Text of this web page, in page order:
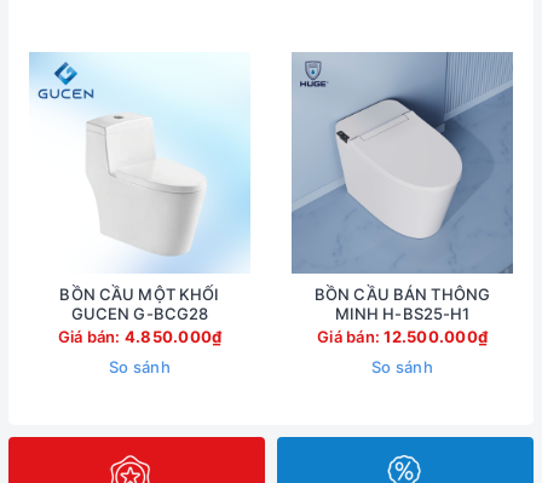
BỒN CẦU MỘT KHỐI
GUCEN G-BCG28
Giá bán: 4.850.000₫
So sánh
BỒN CẦU BÁN THÔNG
MINH H-BS25-H1
Giá bán:12.500.000₫
So sánh